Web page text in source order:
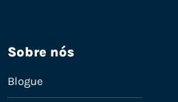
Sobre nós
Blogue